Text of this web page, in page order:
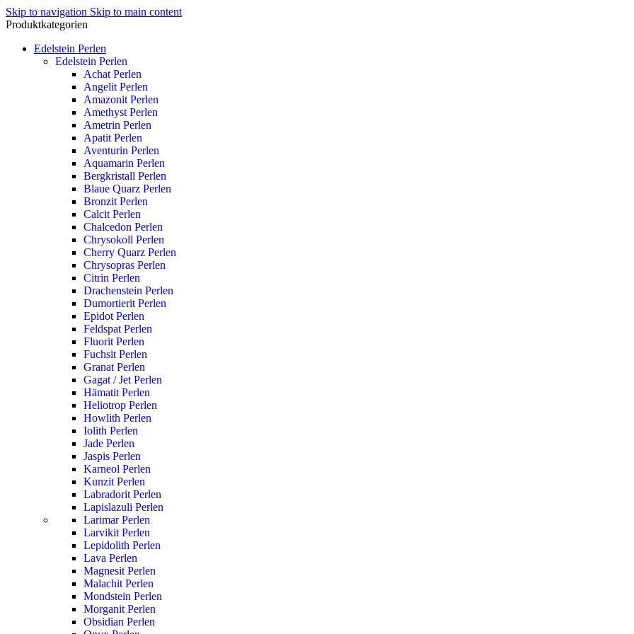
Skip to navigation Skip to main content
Produktkategorien
Edelstein Perlen
Edelstein Perlen
Achat Perlen
Angelit Perlen
Amazonit Perlen
Amethyst Perlen
Ametrin Perlen
Apatit Perlen
Aventurin Perlen
Aquamarin Perlen
Bergkristall Perlen
Blaue Quarz Perlen
Bronzit Perlen
Calcit Perlen
Chalcedon Perlen
Chrysokoll Perlen
Cherry Quarz Perlen
Chrysopras Perlen
Citrin Perlen
Drachenstein Perlen
Dumortierit Perlen
Epidot Perlen
Feldspat Perlen
Fluorit Perlen
Fuchsit Perlen
Granat Perlen
Gagat / Jet Perlen
Hämatit Perlen
Heliotrop Perlen
Howlith Perlen
Iolith Perlen
Jade Perlen
Jaspis Perlen
Karneol Perlen
Kunzit Perlen
Labradorit Perlen
Lapislazuli Perlen
Larimar Perlen
Larvikit Perlen
Lepidolith Perlen
Lava Perlen
Magnesit Perlen
Malachit Perlen
Mondstein Perlen
Morganit Perlen
Obsidian Perlen